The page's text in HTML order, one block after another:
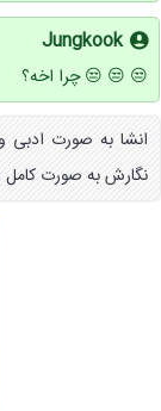
Jungkook
😒 😒 😒 چرا اخه؟
انشا به صورت ادبی
نگارش به صورت کامل